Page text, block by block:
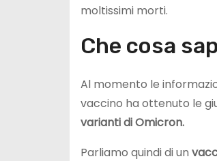
moltissimi morti.
Che cosa
Al momento le
vaccino ha ottenuto le
varianti di Omicron.
Parliamo quindi di un